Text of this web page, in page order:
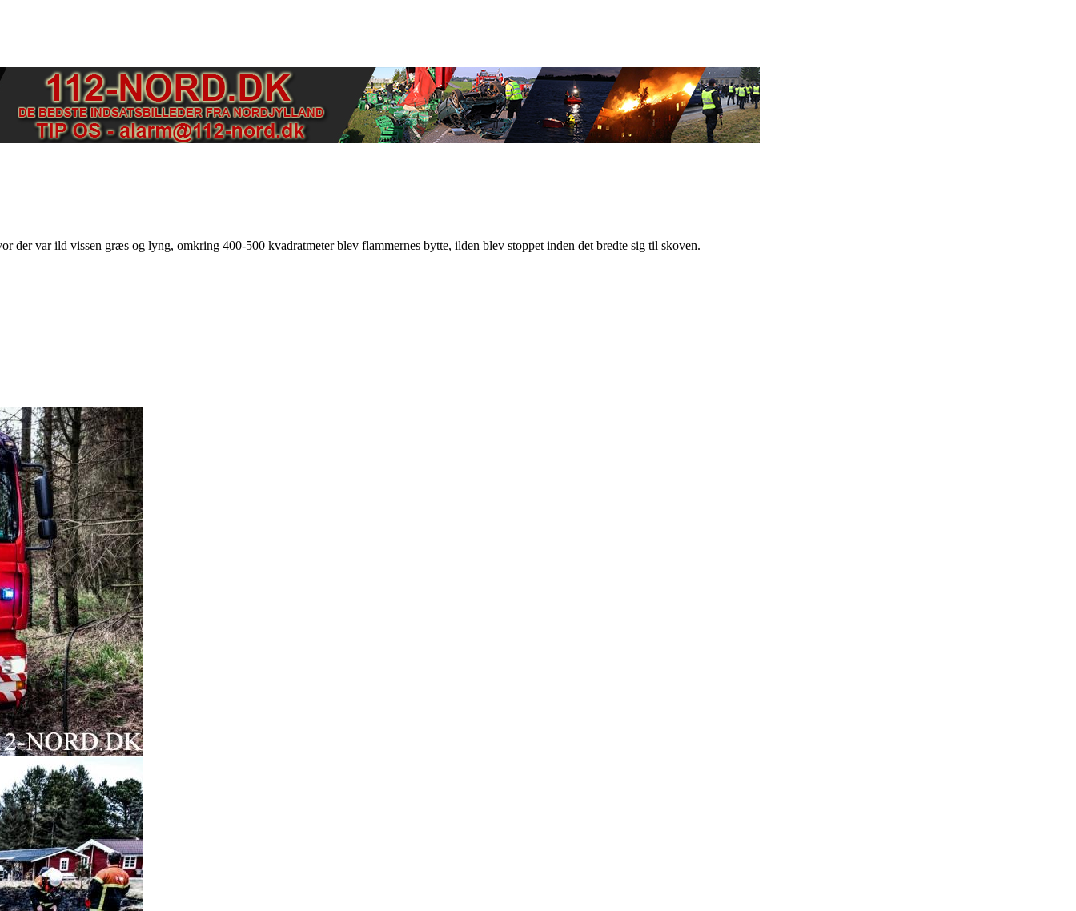
der var ild vissen græs og lyng, omkring 400-500 kvadratmeter blev flammernes bytte, ilden blev stoppet inden det bredte sig til skoven.